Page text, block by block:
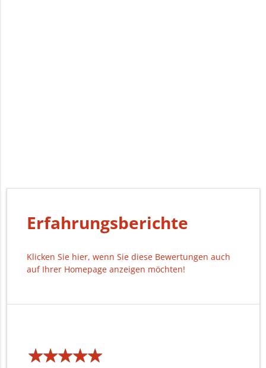
Erfahrungsberichte
Klicken Sie hier, wenn Sie diese Bewertungen auch
auf Ihrer Homepage anzeigen möchten!
★★★★★
★★★★★